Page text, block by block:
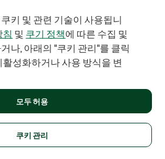
키 및 관련 기술이 사용됩니
및 쿠기 정책에 따른 수집 및
나, 아래의 "쿠키 관리"를 클릭
성화하거나 사용 방식을 변
쿠키 관리
모두 허용